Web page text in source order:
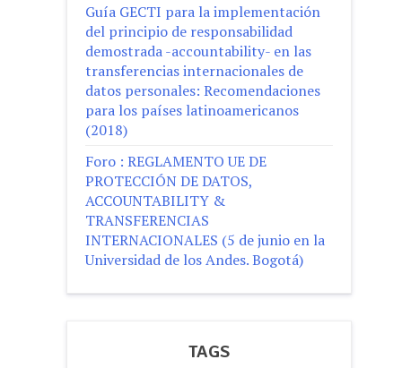
Guía GECTI para la implementación
del principio de responsabilidad
demostrada -accountability- en las
transferencias internacionales de
datos personales: Recomendaciones
para los países latinoamericanos
(2018)
Foro : REGLAMENTO UE DE
PROTECCIÓN DE DATOS,
ACCOUNTABILITY &
TRANSFERENCIAS
INTERNACIONALES (5 de junio en la
Universidad de los Andes. Bogotá)
TAGS